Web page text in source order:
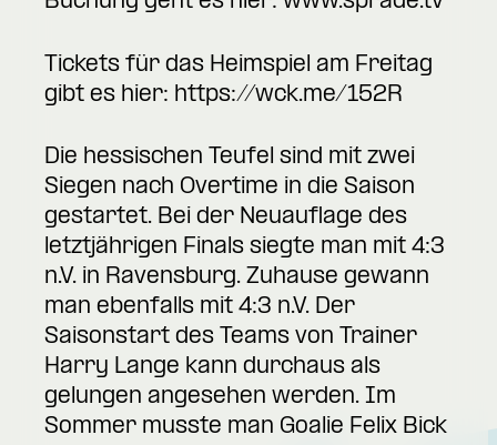
Tickets für das Heimspiel am Freitag
gibt es hier: https://wck.me/152R
Die hessischen Teufel sind mit zwei
Siegen nach Overtime in die Saison
gestartet. Bei der Neuauflage des
letztjährigen Finals siegte man mit 4:3
n.V. in Ravensburg. Zuhause gewann
man ebenfalls mit 4:3 n.V. Der
Saisonstart des Teams von Trainer
Harry Lange kann durchaus als
gelungen angesehen werden. Im
Sommer musste man Goalie Felix Bick